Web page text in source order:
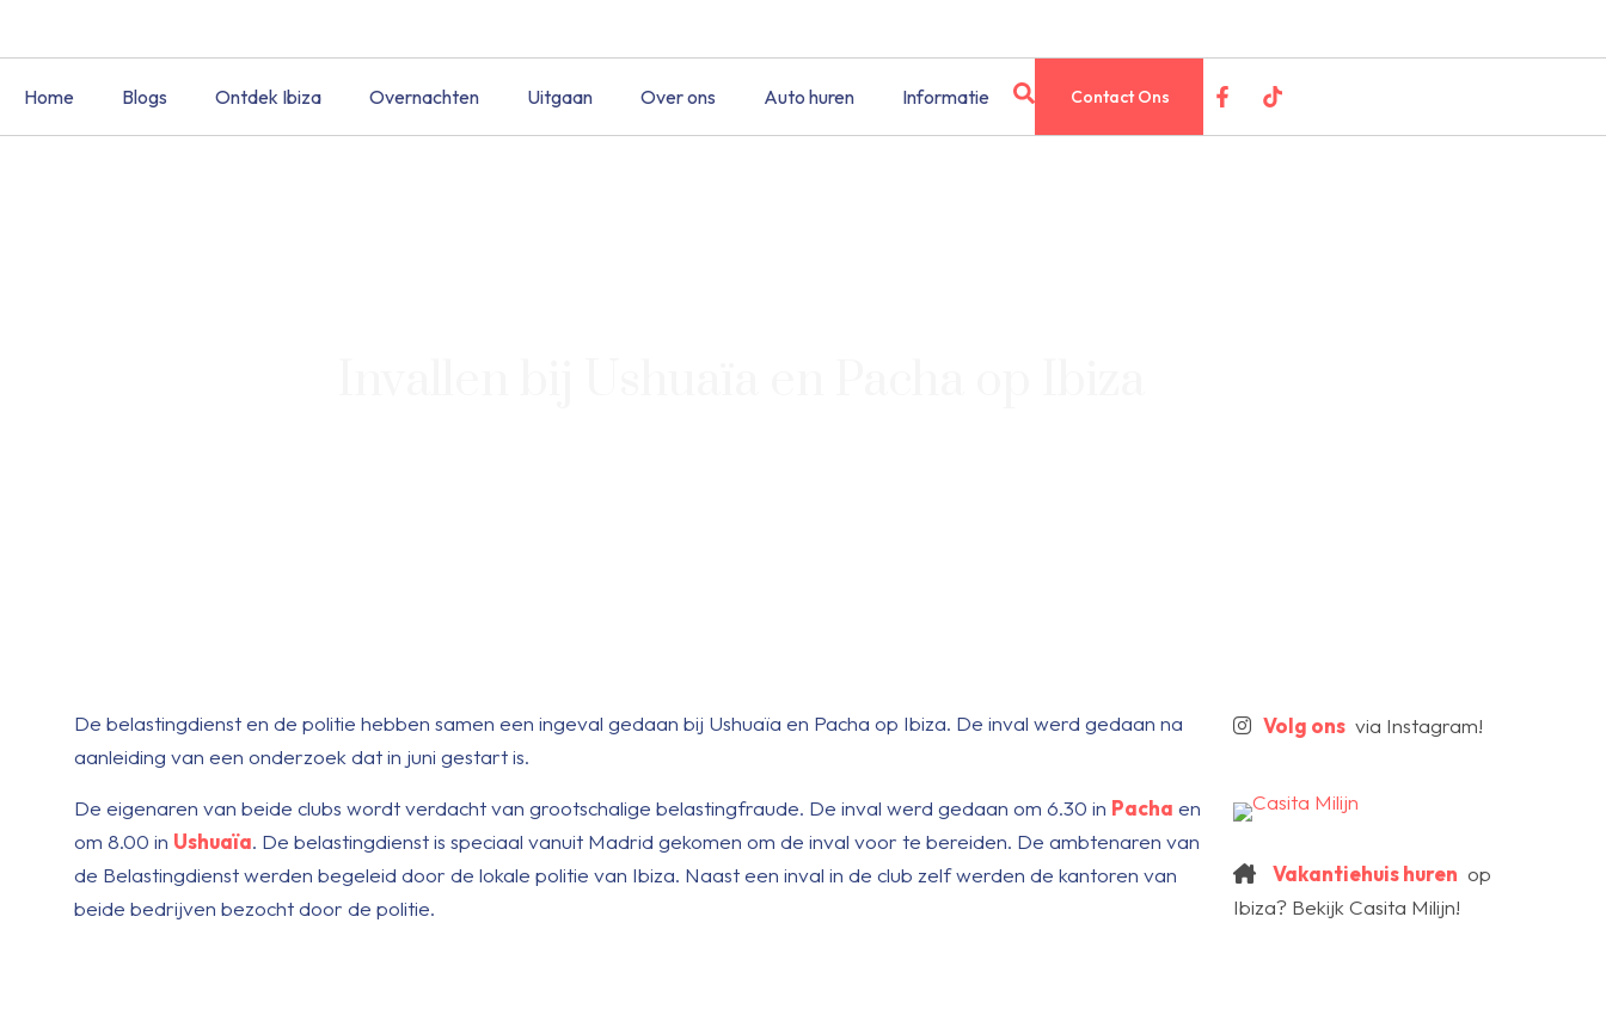
Home Blogs Ontdek Ibiza Overnachten Uitgaan Over ons Auto huren Informatie Contact Ons
De belastingdienst en de politie hebben samen een ingeval gedaan bij Ushuaïa en Pacha op Ibiza. De inval werd gedaan na
aanleiding van een onderzoek dat in juni gestart is.
De eigenaren van beide clubs wordt verdacht van grootschalige belastingfraude. De inval werd gedaan om 6.30 in Pacha en
om 8.00 in Ushuaïa. De belastingdienst is speciaal vanuit Madrid gekomen om de inval voor te bereiden. De ambtenaren van
de Belastingdienst werden begeleid door de lokale politie van Ibiza. Naast een inval in de club zelf werden de kantoren van
beide bedrijven bezocht door de politie.
Volg ons via Instagram!
Vakantiehuis huren op
Ibiza? Bekijk Casita Milijn!